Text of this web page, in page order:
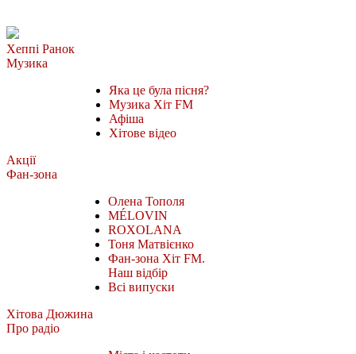
Хеппі Ранок
Музика
Яка це була пісня?
Музика Хіт FM
Афіша
Хітове відео
Акції
Фан-зона
Олена Тополя
MÉLOVIN
ROXOLANA
Тоня Матвієнко
Фан-зона Хіт FM.
Наш відбір
Всі випуски
Хітова Дюжина
Про радіо